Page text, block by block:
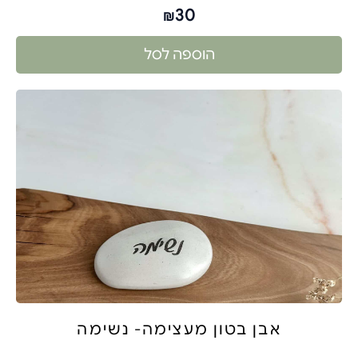
₪30
הוספה לסל
אבן בטון מעצימה- נשימה